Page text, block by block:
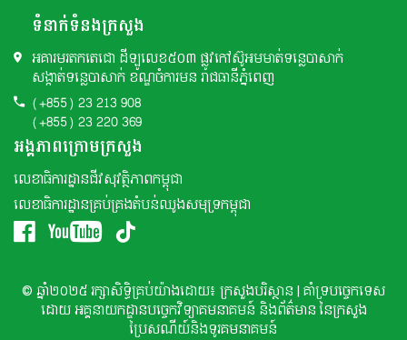
ទំនាក់ទំនងក្រសួង
អគារមរតកតេជោ ដីឡូលេខ៥០៣ ផ្លូវកៅស៊ូអមមាត់ទន្លេបាសាក់
សង្កាត់ទន្លេបាសាក់ ខណ្ឌចំការមន រាជធានីភ្នំពេញ
(+855) 23 213 908
(+855) 23 220 369
អង្គភាពក្រោមក្រសួង
លេខាធិការដ្ឋានជីវសុវត្ថិភាពកម្ពុជា
លេខាធិការដ្ឋានគ្រប់គ្រងតំបន់ឈូងសមុទ្រកម្ពុជា
© ឆ្នាំ២០២៥ រក្សាសិទ្ធិគ្រប់យ៉ាងដោយ៖ ក្រសួងបរិស្ថាន | គាំទ្របច្ចេកទេស
ដោយ អគ្គនាយកដ្ឌានបច្ចេកវិទ្យាគមនាគមន៍ និងព័ត៌មាន នៃក្រសួង
ប្រៃសណីយ៍និងទូរគមនាគមន៍